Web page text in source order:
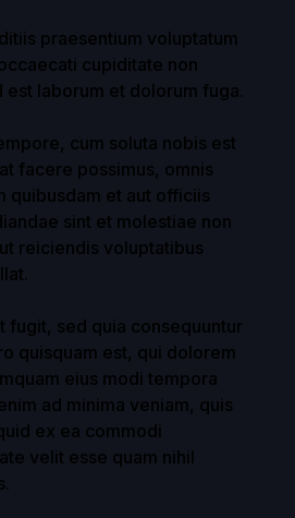
praesentium voluptatum
cupiditate non
laborum et dolorum fuga.
cum soluta nobis est
facere possimus, omnis
quibusdam et aut officiis
sint et molestiae non
reiciendis voluptatibus
fugit, sed quia consequuntur
quisquam est, qui dolorem
eius modi tempora
ad minima veniam, quis
ex ea commodi
velit esse quam nihil